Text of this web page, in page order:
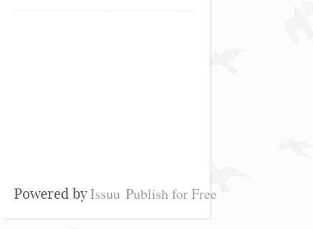
Powered byIssuu Publish for Free